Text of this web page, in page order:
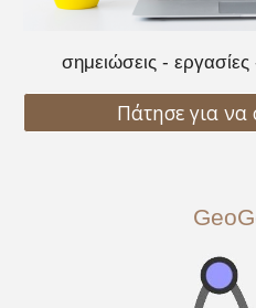
σημειώσεις -
Πάτησε για να